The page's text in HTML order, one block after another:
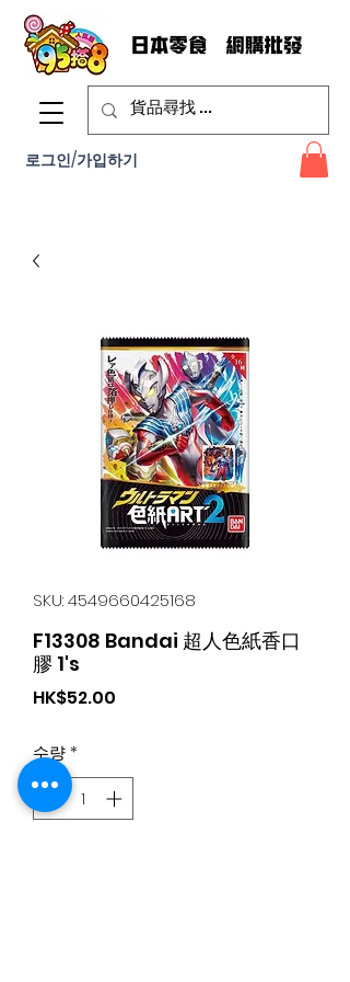
로그인/가입하기
SKU: 4549660425168
F13308 Bandai 超人色紙香口
膠 1's
HK$52.00
수량*